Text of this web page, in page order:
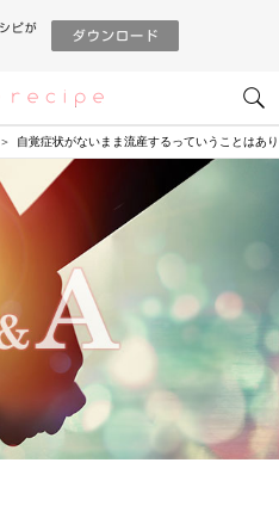
恋愛レシピ
自覚症状がないまま流産するっていうことはあ